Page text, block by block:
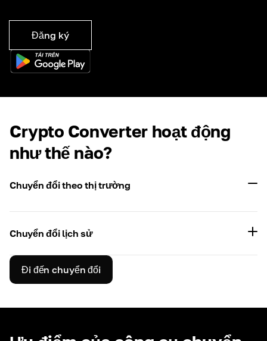
Đăng ký
Crypto Converter hoạt động
như thế nào?
Chuyển đổi theo thị trường
Chuyển đổi lịch sử
Đi đến chuyển đổi